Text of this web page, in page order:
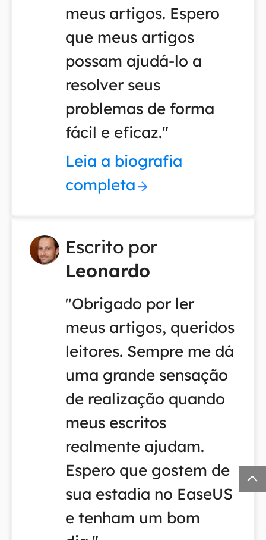
meus artigos. Espero
que meus artigos
possam ajudá-lo a
resolver seus
problemas de forma
fácil e eficaz."
Leia a biografia
completa
Escrito por
Leonardo
"Obrigado por ler
meus artigos, queridos
leitores. Sempre me dá
uma grande sensação
de realização quando
meus escritos
realmente ajudam.
Espero que gostem de
sua estadia no EaseUS
e tenham um bom
